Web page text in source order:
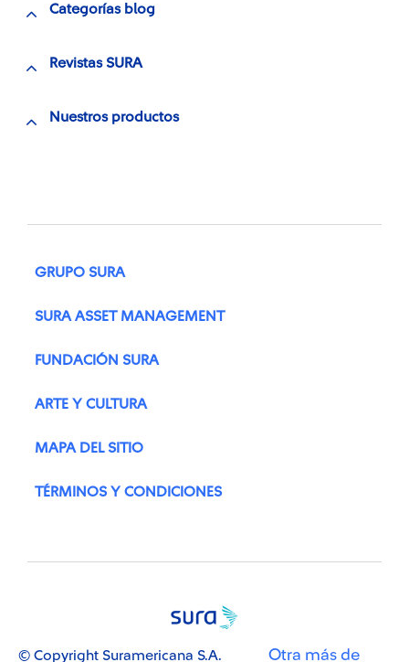
Categorías blog
Revistas SURA
Nuestros productos
GRUPO SURA
SURA ASSET MANAGEMENT
FUNDACIÓN SURA
ARTE Y CULTURA
MAPA DEL SITIO
TÉRMINOS Y CONDICIONES
© Copyright Suramericana S.A. Otra más de